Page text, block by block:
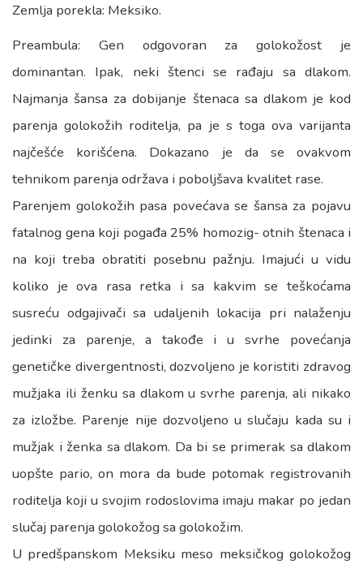
Zemlja porekla: Meksiko.
Preambula: Gen odgovoran za golokožost je
dominantan. Ipak, neki štenci se rađaju sa dlakom.
Najmanja šansa za dobijanje štenaca sa dlakom je kod
parenja golokožih roditelja, pa je s toga ova varijanta
najčešće korišćena. Dokazano je da se ovakvom
tehnikom parenja održava i poboljšava kvalitet rase.
Parenjem golokožih pasa povećava se šansa za pojavu
fatalnog gena koji pogađa 25% homozig- otnih štenaca i
na koji treba obratiti posebnu pažnju. Imajući u vidu
koliko je ova rasa retka i sa kakvim se teškoćama
susreću odgajivači sa udaljenih lokacija pri nalaženju
jedinki za parenje, a takođe i u svrhe povećanja
genetičke divergentnosti, dozvoljeno je koristiti zdravog
mužjaka ili ženku sa dlakom u svrhe parenja, ali nikako
za izložbe. Parenje nije dozvoljeno u slučaju kada su i
mužjak i ženka sa dlakom. Da bi se primerak sa dlakom
uopšte pario, on mora da bude potomak registrovanih
roditelja koji u svojim rodoslovima imaju makar po jedan
slučaj parenja golokožog sa golokožim.
U predšpanskom Meksiku meso meksičkog golokožog